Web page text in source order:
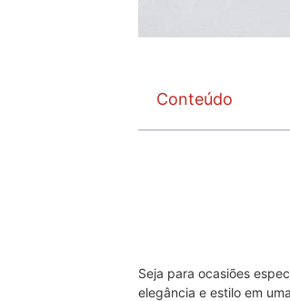
Conteúdo
Seja para ocasiões
elegância e estilo em